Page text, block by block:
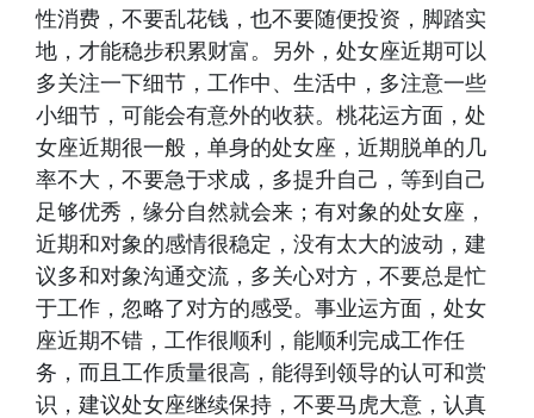
性消费，不要乱花钱，也不要随便投资，脚踏实
地，才能稳步积累财富。另外，处女座近期可以
多关注一下细节，工作中、生活中，多注意一些
小细节，可能会有意外的收获。桃花运方面，处
女座近期很一般，单身的处女座，近期脱单的几
率不大，不要急于求成，多提升自己，等到自己
足够优秀，缘分自然就会来；有对象的处女座，
近期和对象的感情很稳定，没有太大的波动，建
议多和对象沟通交流，多关心对方，不要总是忙
于工作，忽略了对方的感受。事业运方面，处女
座近期不错，工作很顺利，能顺利完成工作任
务，而且工作质量很高，能得到领导的认可和赏
识，建议处女座继续保持，不要马虎大意，认真